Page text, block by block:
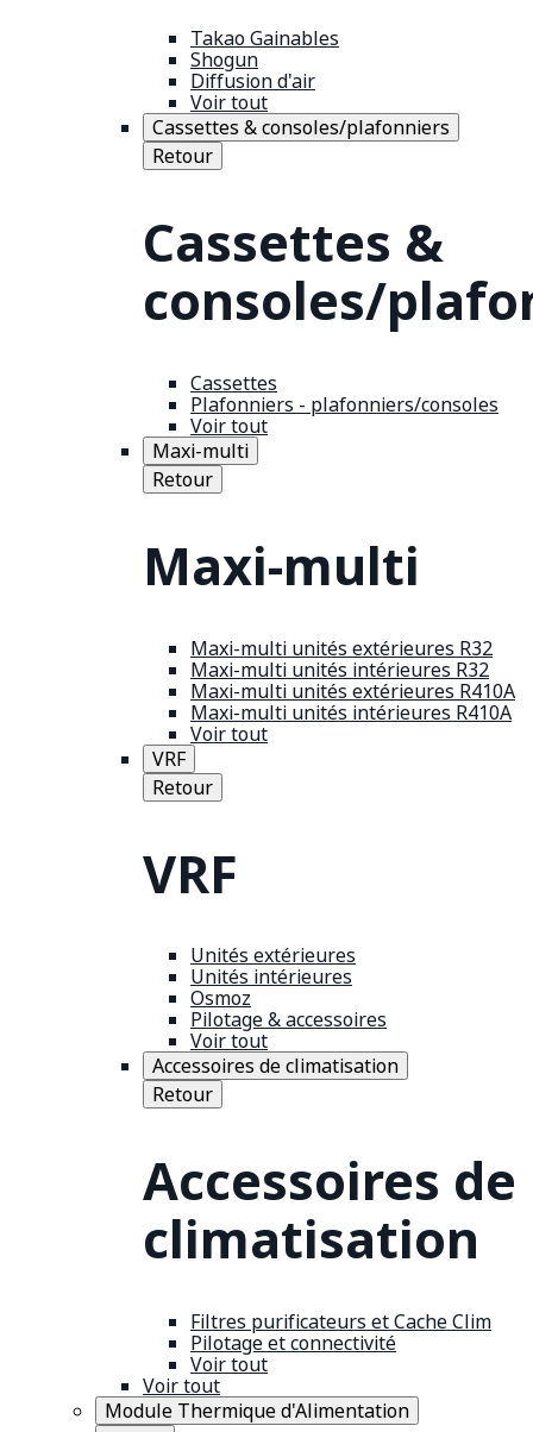
Takao Gainables
Shogun
Diffusion d'air
Voir tout
Cassettes & consoles/plafonniers
Retour
Cassettes &
consoles/
Cassettes
Plafonniers - plafonniers/consoles
Voir tout
Maxi-multi
Retour
Maxi-multi
Maxi-multi unités extérieures R32
Maxi-multi unités intérieures R32
Maxi-multi unités extérieures R410A
Maxi-multi unités intérieures R410A
Voir tout
VRF
Retour
VRF
Unités extérieures
Unités intérieures
Osmoz
Pilotage & accessoires
Voir tout
Accessoires de climatisation
Retour
Accessoires de
climatisation
Filtres purificateurs et Cache Clim
Pilotage et connectivité
Voir tout
Voir tout
Module Thermique d'Alimentation